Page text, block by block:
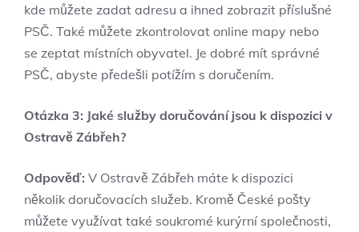
kde můžete zadat adresu a ihned zobrazit příslušné
PSČ. Také můžete zkontrolovat online mapy nebo
se zeptat místních obyvatel. Je dobré mít správné
PSČ, abyste předešli potížím s doručením.
Otázka 3: Jaké služby doručování jsou k dispozici v
Ostravě Zábřeh?
Odpověď: V Ostravě Zábřeh máte k dispozici
několik doručovacích služeb. Kromě České pošty
můžete využívat také soukromé kurýrní společnosti,